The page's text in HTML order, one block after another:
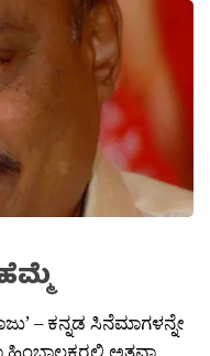
– ಕನ್ನಡ ಸಿನೆಮಾಗಳನ್ನೇ